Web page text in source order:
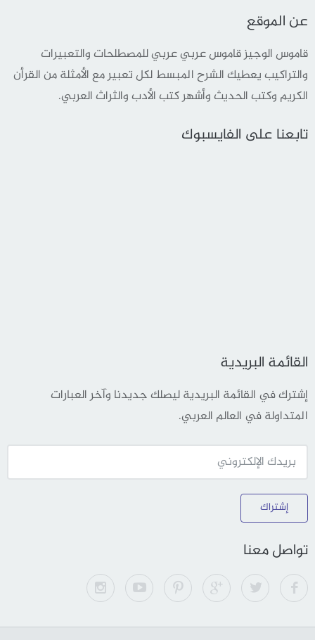
عن الموقع
قاموس الوجيز قاموس عربي عربي للمصطلحات والتعبيرات
والتراكيب يعطيك الشرح المبسط لكل تعبير مع الأمثلة من القرأن
الكريم وكتب الحديث وأشهر كتب الأدب والثراث العربي.
تابعنا على الفايسبوك
القائمة البريدية
إشترك في القائمة البريدية ليصلك جديدنا وآخر العبارات
المتداولة في العالم العربي.
إشتراك
تواصل معنا